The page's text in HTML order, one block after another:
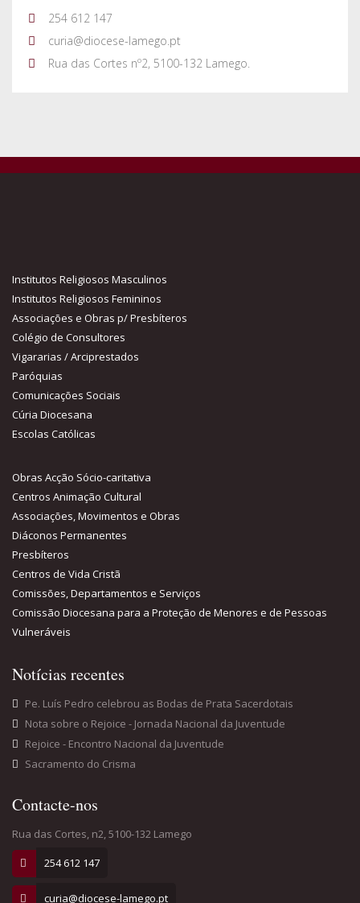
254 612 147
curia@diocese-lamego.pt
Rua das Cortes nº2, 5100-132 Lamego.
Institutos Religiosos Masculinos
Institutos Religiosos Femininos
Associações e Obras p/ Presbíteros
Colégio de Consultores
Vigararias / Arciprestados
Paróquias
Comunicações Sociais
Cúria Diocesana
Escolas Católicas
Obras Acção Sócio-caritativa
Centros Animação Cultural
Associações, Movimentos e Obras
Diáconos Permanentes
Presbíteros
Centros de Vida Cristã
Comissões, Departamentos e Serviços
Comissão Diocesana para a Proteção de Menores e de Pessoas
Vulneráveis
Notícias recentes
Pe. Luís Pedro celebrou as Bodas de Prata Sacerdotais
Nota sobre o Rejoice - Jornada Nacional da Juventude
Rejoice - Encontro Nacional da Juventude
Sacramento do Crisma
Contacte-nos
Rua das Cortes, n2, 5100-132 Lamego
254 612 147
curia@diocese-lamego.pt